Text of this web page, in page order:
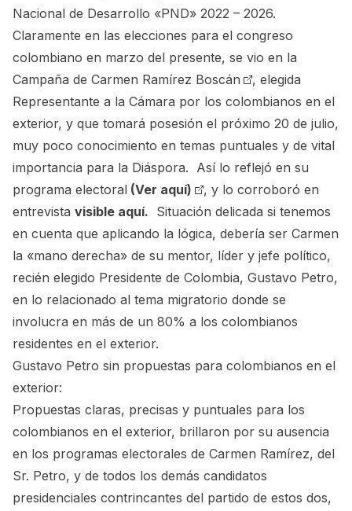
Nacional de Desarrollo «PND» 2022 – 2026.
Claramente en las elecciones para el congreso
colombiano en marzo del presente, se vio en la
Campaña de Carmen Ramírez Boscán
, elegida
Representante a la Cámara por los colombianos en el
exterior, y que tomará posesión el próximo 20 de julio,
muy poco conocimiento en temas puntuales y de vital
importancia para la Diáspora. Así lo reflejó en su
programa electoral (Ver aquí)
, y lo corroboró en
entrevista visible aquí. Situación delicada si tenemos
en cuenta que aplicando la lógica, debería ser Carmen
la «mano derecha» de su mentor, líder y jefe político,
recién elegido Presidente de Colombia, Gustavo Petro,
en lo relacionado al tema migratorio donde se
involucra en más de un 80% a los colombianos
residentes en el exterior.
Gustavo Petro sin propuestas para colombianos en el
exterior:
Propuestas claras, precisas y puntuales para los
colombianos en el exterior, brillaron por su ausencia
en los programas electorales de Carmen Ramírez, del
Sr. Petro, y de todos los demás candidatos
presidenciales contrincantes del partido de estos dos,